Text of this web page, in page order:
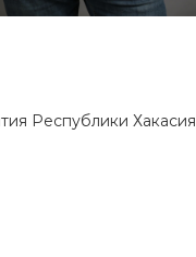
Республики Хакасия